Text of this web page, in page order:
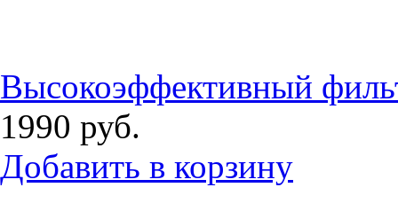
Высокоэффективный
1990 руб.
Добавить в корзину